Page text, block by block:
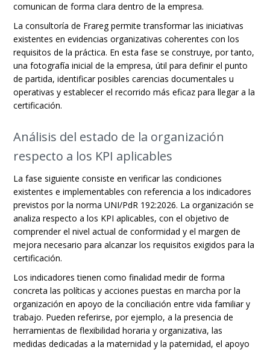
comunican de forma clara dentro de la empresa.
La consultoría de Frareg permite transformar las iniciativas
existentes en evidencias organizativas coherentes con los
requisitos de la práctica. En esta fase se construye, por tanto,
una fotografía inicial de la empresa, útil para definir el punto
de partida, identificar posibles carencias documentales u
operativas y establecer el recorrido más eficaz para llegar a la
certificación.
Análisis del estado de la organización
respecto a los KPI aplicables
La fase siguiente consiste en verificar las condiciones
existentes e implementables con referencia a los indicadores
previstos por la norma UNI/PdR 192:2026. La organización se
analiza respecto a los KPI aplicables, con el objetivo de
comprender el nivel actual de conformidad y el margen de
mejora necesario para alcanzar los requisitos exigidos para la
certificación.
Los indicadores tienen como finalidad medir de forma
concreta las políticas y acciones puestas en marcha por la
organización en apoyo de la conciliación entre vida familiar y
trabajo. Pueden referirse, por ejemplo, a la presencia de
herramientas de flexibilidad horaria y organizativa, las
medidas dedicadas a la maternidad y la paternidad, el apoyo